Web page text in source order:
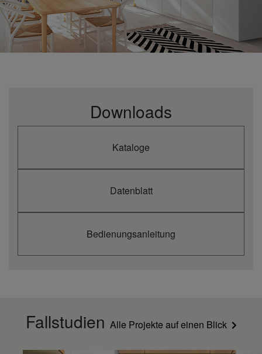
Downloads
Kataloge
Datenblatt
Bedienungsanleitung
Fallstudien Alle Projekte auf einen Blick